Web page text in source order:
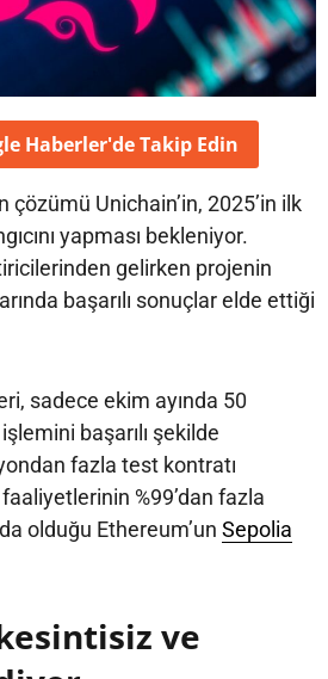
Haberler'deTakip Edin
çözümü Unichain’in, 2025’in ilk
yapması bekleniyor.
gelirken projenin
başarılı sonuçlar elde ettiği
sadece ekim ayında 50
başarılı şekilde
fazla test kontratı
%99’dan fazla
olduğu Ethereum’un Sepolia
ve